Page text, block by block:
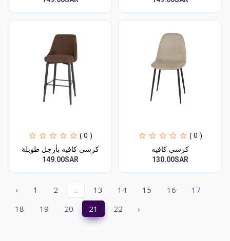
( 0 )
كرسي كافيه بأرجل طويلة
149.00SAR
( 0 )
كرسي كافيه
130.00SAR
‹ 1 2 ... 13 14 15 16
17
18
19 20 21 22 ›